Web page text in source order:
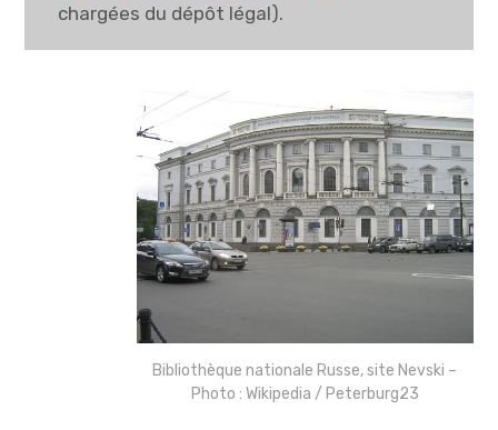
chargées du dépôt légal).
Bibliothèque nationale Russe, site Nevski –
Photo : Wikipedia / Peterburg23